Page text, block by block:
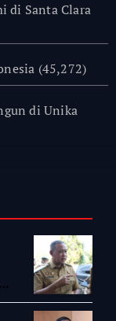
di Santa Clara
(45,272)
di Unika